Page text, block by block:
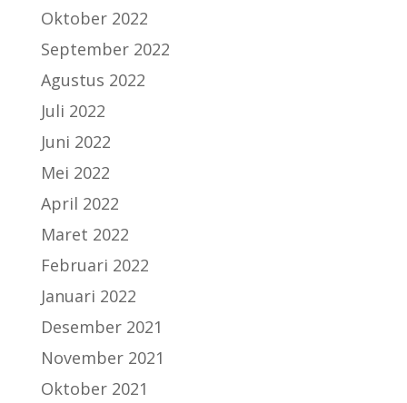
Oktober 2022
September 2022
Agustus 2022
Juli 2022
Juni 2022
Mei 2022
April 2022
Maret 2022
Februari 2022
Januari 2022
Desember 2021
November 2021
Oktober 2021